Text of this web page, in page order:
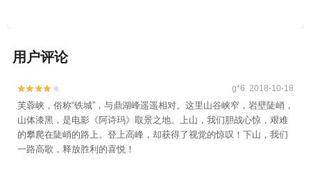
+封金山景区+乌溪江漂流+云和梯田景区+千
国家矿山公园+仙都竹筏漂流+云和湖仙宫景
区+中国青田石雕文化旅游区+仙都黄龙山景
区+河阳古民居+浙江民俗乐园+鞍山书院+丽
水南明湖古城水上乐园+丽水古街+丽水中共
浙江省委机关旧址+小赤壁+朱潭山+赵侯祠
用户评论

 g*6 2018-10-18
芙蓉峡，俗称“铁城”，与鼎湖峰遥遥相对。这里山谷峡窄，岩壁陡峭，
山体漆黑，是电影《阿诗玛》取景之地。上山，我们胆战心惊，艰难
的攀爬在陡峭的路上。登上高峰，却获得了视觉的惊叹！下山，我们
一路高歌，释放胜利的喜悦！